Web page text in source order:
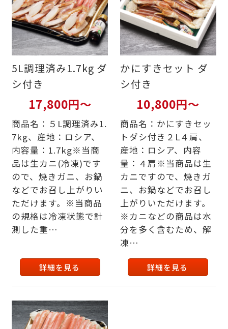
5L調理済み1.7kg ダ
シ付き
17,800円～
商品名：５L調理済み1.
7kg、産地：ロシア、
内容量：1.7kg※当商
品は生カニ(冷凍)です
ので、焼きガニ、お鍋
などでお召し上がりい
ただけます。※当商品
の規格は冷凍状態で計
測した重…
詳細を見る
かにすきセット ダ
シ付き
10,800円～
商品名：かにすきセッ
トダシ付き２L４肩、
産地：ロシア、内容
量：４肩※当商品は生
カニですので、焼きガ
ニ、お鍋などでお召し
上がりいただけます。
※カニなどの商品は水
分を多く含むため、解
凍…
詳細を見る